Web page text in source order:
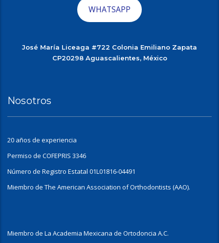
WHATSAPP
José María Liceaga #722 Colonia Emiliano Zapata
CP20298 Aguascalientes, México
Nosotros
20 años de experiencia
Permiso de COFEPRIS 3346
Número de Registro Estatal 01L01816-04491
Miembro de The American Association of Orthodontists (AAO).
Miembro de La Academia Mexicana de Ortodoncia A.C.